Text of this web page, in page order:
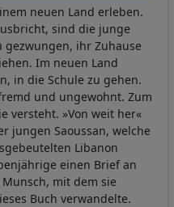
neuen Land erleben.
sind die junge
gezwungen, ihr Zuhause
Im neuen Land
in die Schule zu gehen.
und ungewohnt. Zum
versteht. »Von weit her«
jungen Saoussan, welche
Libanon
einen Brief an
mit dem sie
Buch verwandelte.